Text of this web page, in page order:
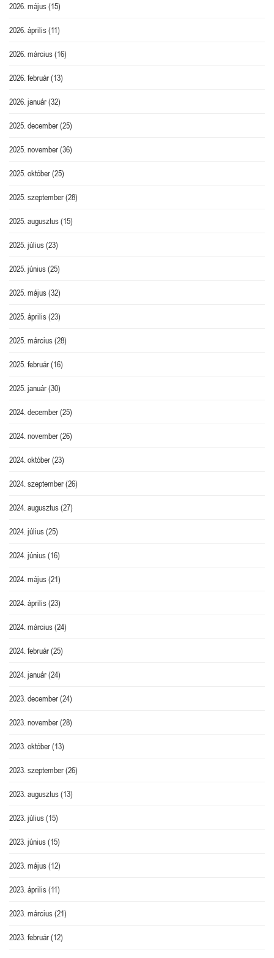
2026. május(15)
2026. április(11)
2026. március(16)
2026. február(13)
2026. január(32)
2025. december(25)
2025. november(36)
2025. október(25)
2025. szeptember(28)
2025. augusztus(15)
2025. július(23)
2025. június(25)
2025. május(32)
2025. április(23)
2025. március(28)
2025. február(16)
2025. január(30)
2024. december(25)
2024. november(26)
2024. október(23)
2024. szeptember(26)
2024. augusztus(27)
2024. július(25)
2024. június(16)
2024. május(21)
2024. április(23)
2024. március(24)
2024. február(25)
2024. január(24)
2023. december(24)
2023. november(28)
2023. október(13)
2023. szeptember(26)
2023. augusztus(13)
2023. július(15)
2023. június(15)
2023. május(12)
2023. április(11)
2023. március(21)
2023. február(12)